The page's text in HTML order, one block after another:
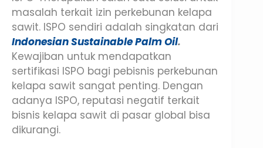
masalah terkait izin perkebunan kelapa
sawit. ISPO sendiri adalah singkatan dari
Indonesian Sustainable Palm Oil.
Kewajiban untuk mendapatkan
sertifikasi ISPO bagi pebisnis perkebunan
kelapa sawit sangat penting. Dengan
adanya ISPO, reputasi negatif terkait
bisnis kelapa sawit di pasar global bisa
dikurangi.